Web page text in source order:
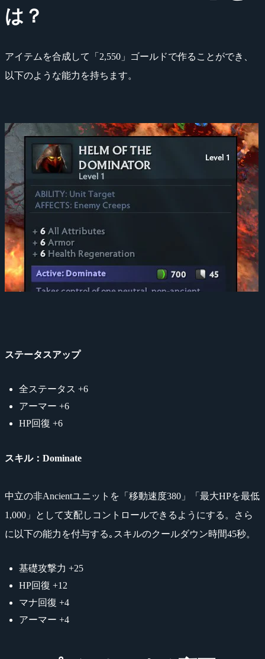
は？
アイテムを合成して「2,550」ゴールドで作ることができ、
以下のような能力を持ちます。
ステータスアップ
全ステータス +6
アーマー +6
HP回復 +6
スキル：Dominate
中立の非Ancientユニットを「移動速度380」「最大HPを最低
1,000」として支配しコントロールできるようにする。さら
に以下の能力を付与する｡スキルのクールダウン時間45秒。
基礎攻撃力 +25
HP回復 +12
マナ回復 +4
アーマー +4